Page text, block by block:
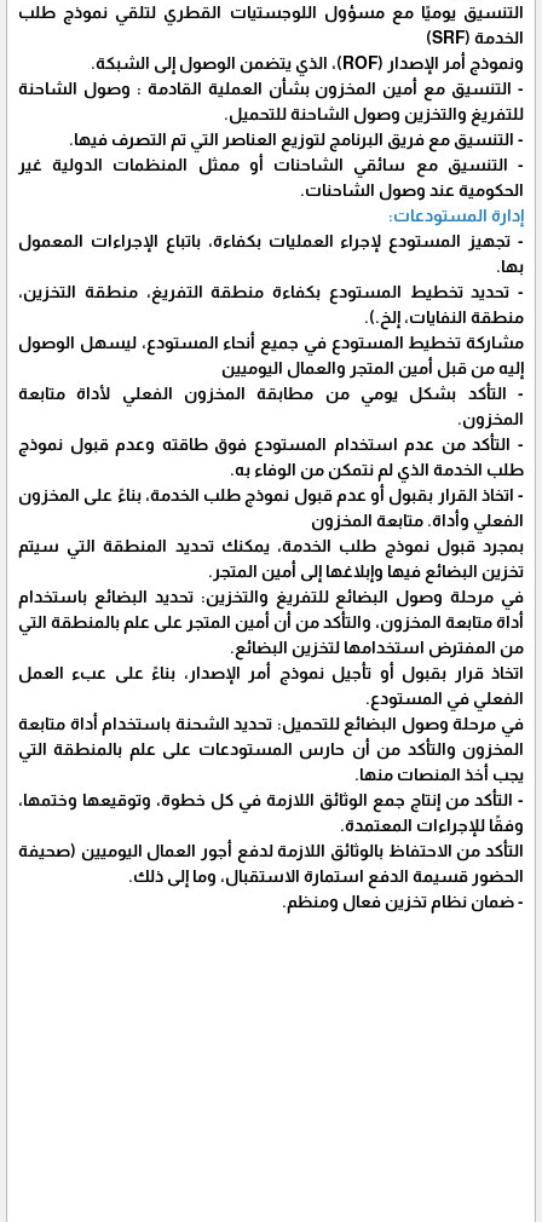
التنسيق يوميًا مع مسؤول اللوجستيات القطري لتلقي نموذج طلب
الخدمة (SRF)
ونموذج أمر الإصدار (ROF)، الذي يتضمن الوصول إلى الشبكة.
- التنسيق مع أمين المخزون بشأن العملية القادمة : وصول الشاحنة
للتفريغ والتخزين وصول الشاحنة للتحميل.
- التنسيق مع فريق البرنامج لتوزيع العناصر التي تم التصرف فيها.
- التنسيق مع سائقي الشاحنات أو ممثل المنظمات الدولية غير
الحكومية عند وصول الشاحنات.
إدارة المستودعات:
- تجهيز المستودع لإجراء العمليات بكفاءة، باتباع الإجراءات المعمول
بها.
- تحديد تخطيط المستودع بكفاءة منطقة التفريغ، منطقة التخزين،
منطقة النفايات، إلخ.).
مشاركة تخطيط المستودع في جميع أنحاء المستودع، ليسهل الوصول
إليه من قبل أمين المتجر والعمال اليوميين
- التأكد بشكل يومي من مطابقة المخزون الفعلي لأداة متابعة
المخزون.
- التأكد من عدم استخدام المستودع فوق طاقته وعدم قبول نموذج
طلب الخدمة الذي لم نتمكن من الوفاء به.
- اتخاذ القرار بقبول أو عدم قبول نموذج طلب الخدمة، بناءً على المخزون
الفعلي وأداة. متابعة المخزون
بمجرد قبول نموذج طلب الخدمة، يمكنك تحديد المنطقة التي سيتم
تخزين البضائع فيها وإبلاغها إلى أمين المتجر.
في مرحلة وصول البضائع للتفريغ والتخزين: تحديد البضائع باستخدام
أداة متابعة المخزون، والتأكد من أن أمين المتجر على علم بالمنطقة التي
من المفترض استخدامها لتخزين البضائع.
اتخاذ قرار بقبول أو تأجيل نموذج أمر الإصدار، بناءً على عبء العمل
الفعلي في المستودع.
في مرحلة وصول البضائع للتحميل: تحديد الشحنة باستخدام أداة متابعة
المخزون والتأكد من أن حارس المستودعات على علم بالمنطقة التي
يجب أخذ المنصات منها.
- التأكد من إنتاج جمع الوثائق اللازمة في كل خطوة، وتوقيعها وختمها،
وفقًا للإجراءات المعتمدة.
التأكد من الاحتفاظ بالوثائق اللازمة لدفع أجور العمال اليوميين (صحيفة
الحضور قسيمة الدفع استمارة الاستقبال، وما إلى ذلك.
- ضمان نظام تخزين فعال ومنظم.